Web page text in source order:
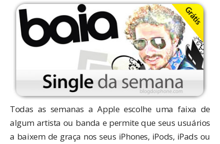
Todas as semanas a Apple escolhe uma faixa de
algum artista ou banda e permite que seus usuários
a baixem de graça nos seus iPhones, iPods, iPads ou